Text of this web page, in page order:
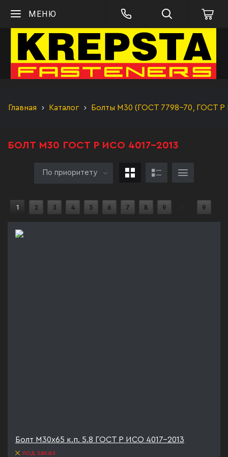
МЕНЮ
Главная Каталог Болты М30 (ГОСТ 7798-70, ГОСТ
БОЛТ М30 ГОСТ Р ИСО 4017-2013
По приоритету
1 2 3 4 5 6 7 8 9 9
Болт М30х65 к.п. 5.8 ГОСТ Р ИСО 4017-2013
под заказ